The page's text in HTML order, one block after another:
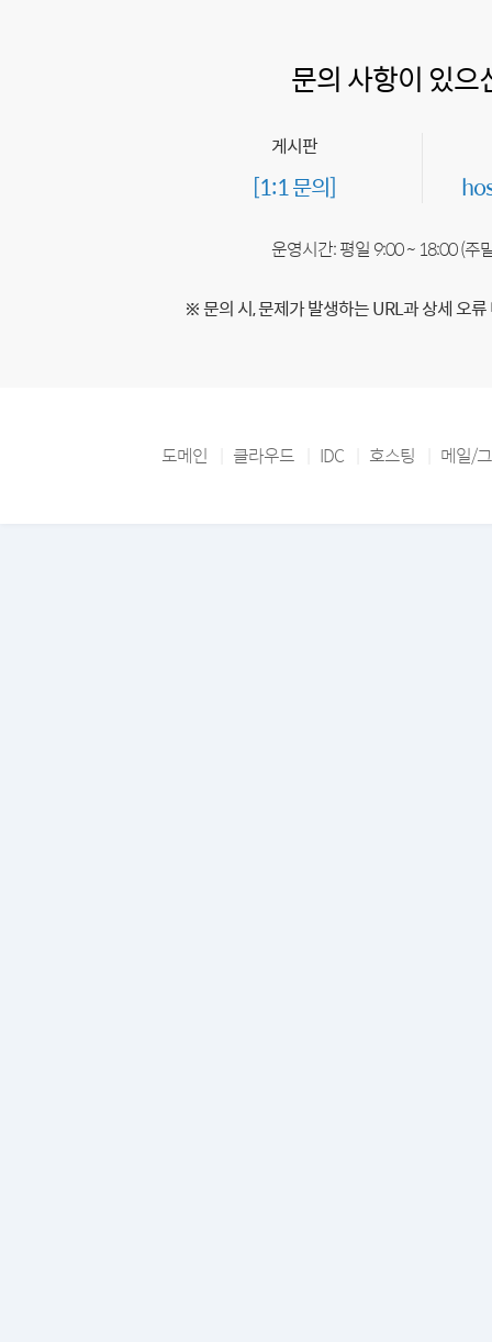
문의 사항이 있으
게시판
[1:1 문의]
운영시간: 평일 9:00 ~ 18:00 (주
※ 문의 시, 문제가 발생하는 URL과 상세 오
도메인 클라우드 IDC 호스팅 메일/